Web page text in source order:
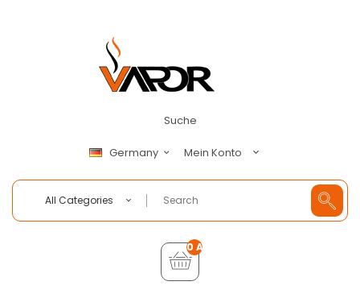
Suche
Germany Mein Konto
All Categories
0 Artikel - €0,00